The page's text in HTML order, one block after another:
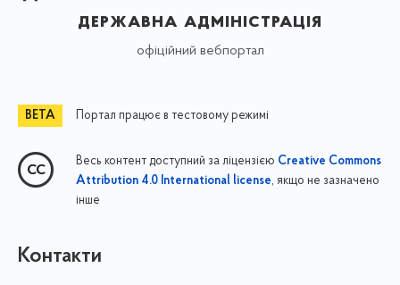
державна адміністрація
офіційний вебпортал
Портал працює в тестовому режимі
Весь контент доступний за ліцензією Creative Commons
Attribution 4.0 International license, якщо не зазначено
інше
Контакти